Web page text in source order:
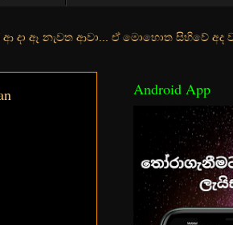
ඒ මොහොත සිහිවේ අද වගේ... මා
Android App